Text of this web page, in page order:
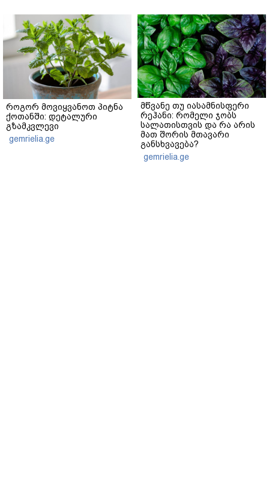
როგორ მოვიყვანოთ პიტნა
ქოთანში: დეტალური
გზამკვლევი
gemrielia.ge
მწვანე თუ იასამნისფერი
რეჰანი: რომელი ჯობს
სალათისთვის და რა არის
მათ შორის მთავარი
განსხვავება?
gemrielia.ge